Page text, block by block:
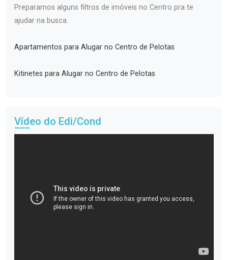
Preparamos alguns filtros de imóveis no Centro pra te
ajudar na busca.
Apartamentos para Alugar no Centro de Pelotas
Kitinetes para Alugar no Centro de Pelotas
Vídeo do Edi/Cond